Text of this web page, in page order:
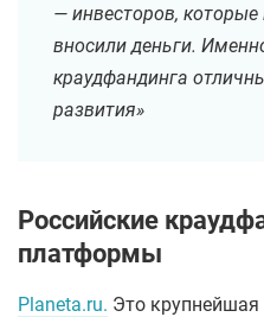
— инвесторов,
вносили деньги.
краудфандинга
развития»
Российские
платформы
Planeta.ru. Это крупнейшая